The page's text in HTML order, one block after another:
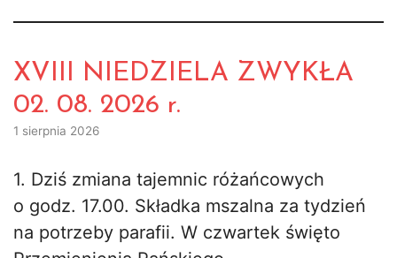
XVIII NIEDZIELA ZWYKŁA
02. 08. 2026 r.
1 sierpnia 2026
1. Dziś zmiana tajemnic różańcowych
o godz. 17.00. Składka mszalna za tydzień
na potrzeby parafii. W czwartek święto